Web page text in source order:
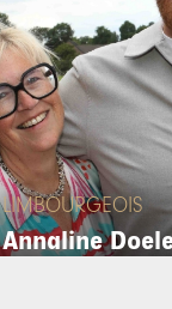
LIMBOURGEOIS
Annaline